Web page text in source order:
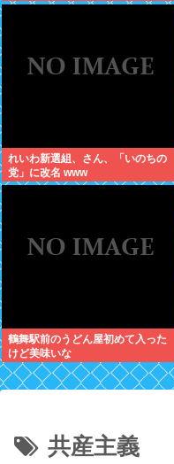
れいわ新選組、さん、「いのちの
党」に改名 www
鶴舞駅前のうどん屋初めて入った
けど美味いな
共産主義